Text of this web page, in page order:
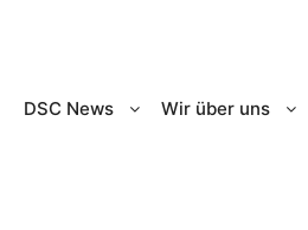
DSC News Wir über uns